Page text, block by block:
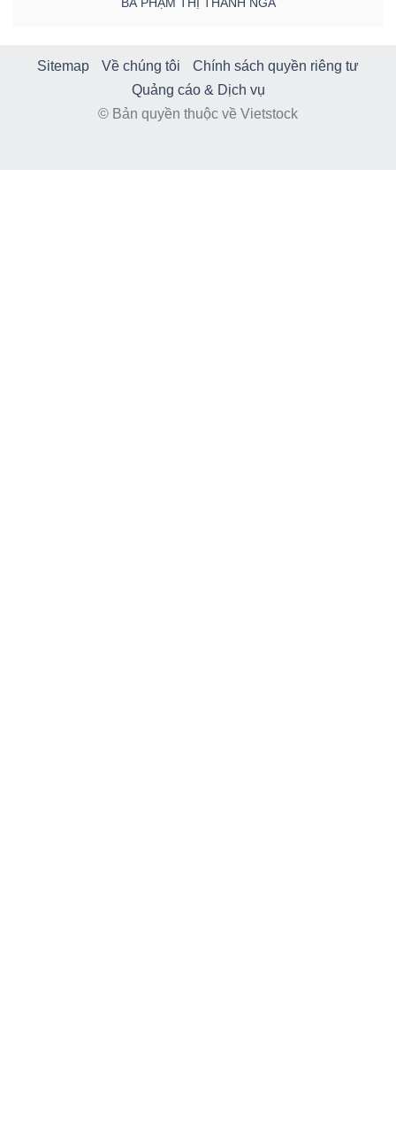
Sitemap Về chúng tôi
Chính sách quyền riêng tư
Quảng cáo & Dịch vụ
© Bản quyền thuộc về Vietstock